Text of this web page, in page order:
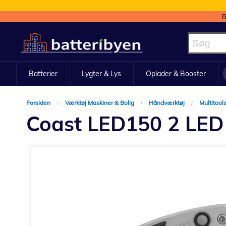
to
Content
Batterier Lygter & Lys Oplader & Booster
Forsiden Værktøj Maskiner & Bolig Håndværktøj Multitools
Coast LED150 2